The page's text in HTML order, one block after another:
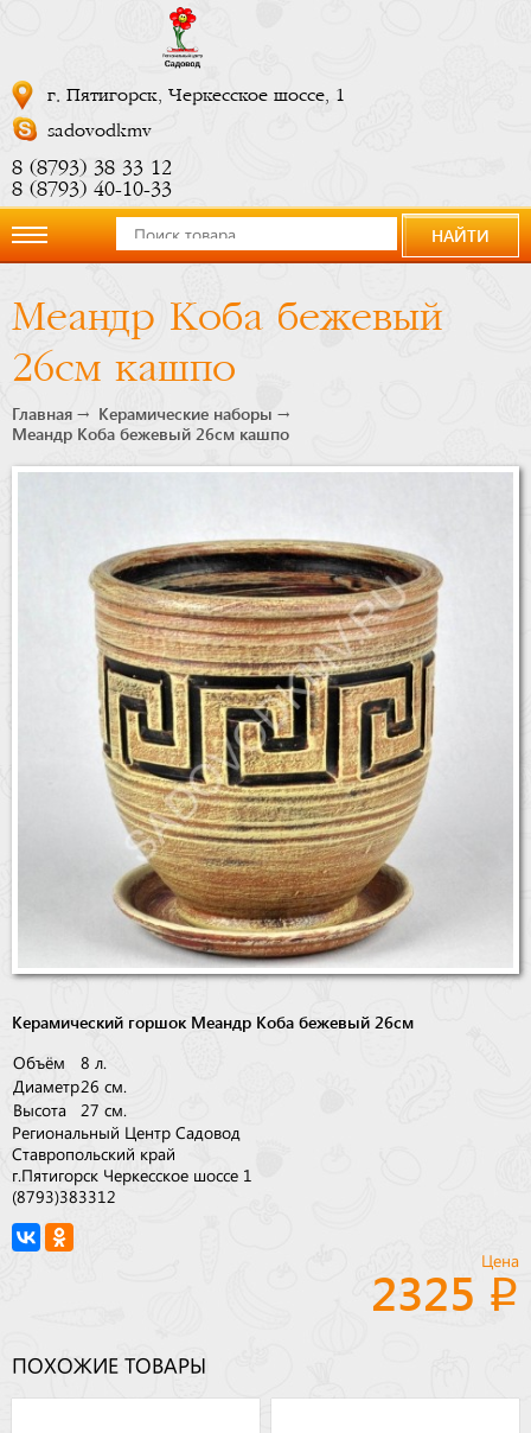
г. Пятигорск, Черкесское шоссе, 1
sadovodkmv
8 (8793) 38 33 12
8 (8793) 40-10-33
компании
Купить
Бренды
Доставка
Оптовикам
НАЙТИ
Меандр Коба бежевый
26см кашпо
Главная
Керамические наборы
Меандр Коба бежевый 26см кашпо
Керамический горшок Меандр Коба бежевый 26см
Объём 8 л.
Диаметр 26 см.
Высота 27 см.
Региональный Центр Садовод
Ставропольский край
г.Пятигорск Черкесское шоссе 1
(8793)383312
Цена
2325
ПОХОЖИЕ ТОВАРЫ